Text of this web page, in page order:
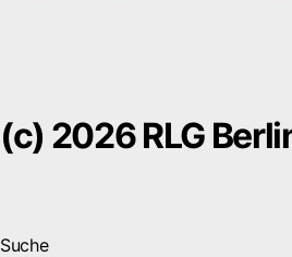
(c) 2026 RLG
Suche